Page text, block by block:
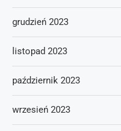
grudzień 2023
listopad 2023
październik 2023
wrzesień 2023